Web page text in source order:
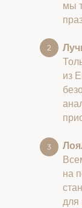
мы
из
на
для